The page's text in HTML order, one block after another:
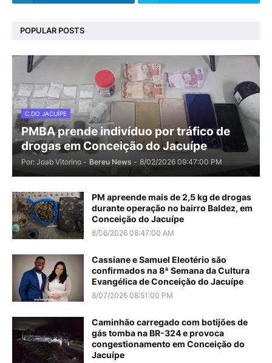
POPULAR POSTS
C.DO JACUÍPE
PMBA prende indivíduo por tráfico de
drogas em Conceição do Jacuípe
Por: Joab Vitorino - Bereu News - 8/02/2026 09:47:00 PM
PM apreende mais de 2,5 kg de drogas
durante operação no bairro Baldez, em
Conceição do Jacuípe
8/06/2026 08:47:00 AM
Cassiane e Samuel Eleotério são
confirmados na 8ª Semana da Cultura
Evangélica de Conceição do Jacuípe
8/07/2026 08:51:00 PM
Caminhão carregado com botijões de
gás tomba na BR-324 e provoca
congestionamento em Conceição do
Jacuípe